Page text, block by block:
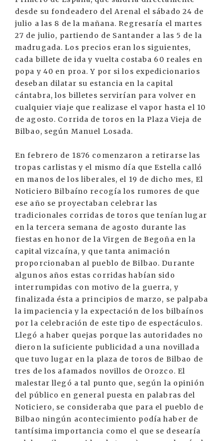
desde su fondeadero del Arenal el sábado 24 de
julio a las 8 de la mañana. Regresaría el martes
27 de julio, partiendo de Santander a las 5 de la
madrugada. Los precios eran los siguientes,
cada billete de ida y vuelta costaba 60 reales en
popa y 40 en proa. Y por si los expedicionarios
deseban dilatar su estancia en la capital
cántabra, los billetes servirían para volver en
cualquier viaje que realizase el vapor hasta el 10
de agosto. Corrida de toros en la Plaza Vieja de
Bilbao, según Manuel Losada.
En febrero de 1876 comenzaron a retirarse las
tropas carlistas y el mismo día que Estella calló
en manos de los liberales, el 19 de dicho mes, El
Noticiero Bilbaíno recogía los rumores de que
ese año se proyectaban celebrar las
tradicionales corridas de toros que tenían lugar
en la tercera semana de agosto durante las
fiestas en honor de la Virgen de Begoña en la
capital vizcaína, y que tanta animación
proporcionaban al pueblo de Bilbao. Durante
algunos años estas corridas habían sido
interrumpidas con motivo de la guerra, y
finalizada ésta a principios de marzo, se palpaba
la impaciencia y la expectación de los bilbaínos
por la celebración de este tipo de espectáculos.
Llegó a haber quejas porque las autoridades no
dieron la suficiente publicidad a una novillada
que tuvo lugar en la plaza de toros de Bilbao de
tres de los afamados novillos de Orozco. El
malestar llegó a tal punto que, según la opinión
del público en general puesta en palabras del
Noticiero, se consideraba que para el pueblo de
Bilbao ningún acontecimiento podía haber de
tantísima importancia como el que se desearía